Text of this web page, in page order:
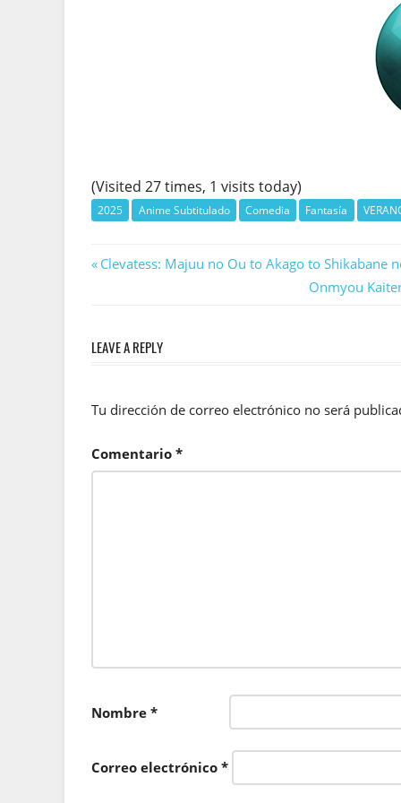
(Visited 27 times, 1 visits today)
2025 Anime Subtitulado Comedia Fantasía
Navegación
entradas
Previous
Clevatess: Majuu no Ou to Akago to
Next
Onmyou
LEAVE A REPLY
Tu dirección de correo electrónico no será
Comentario *
Nombre *
Correo electrónico *